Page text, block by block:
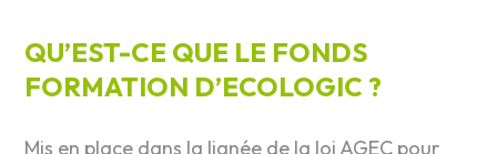
QU’EST-CE QUE LE FONDS
FORMATION D’ECOLOGIC ?
Mis en place dans la lignée de la loi AGEC pour